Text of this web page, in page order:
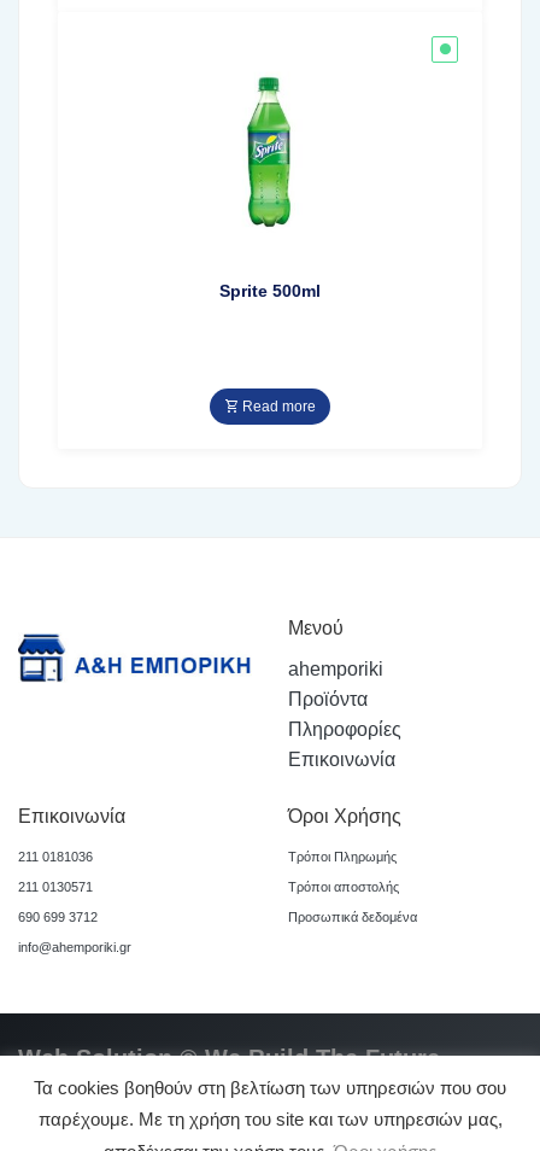
Sprite 500ml
Read more
Μενού
ahemporiki
Προϊόντα
Πληροφορίες
Επικοινωνία
Επικοινωνία
211 0181036
211 0130571
690 699 3712
info@ahemporiki.gr
Όροι Χρήσης
Τρόποι Πληρωμής
Τρόποι αποστολής
Προσωπικά δεδομένα
Web Solution © We Build The Future
Τα cookies βοηθούν στη βελτίωση των υπηρεσιών που σου
παρέχουμε. Με τη χρήση του site και των υπηρεσιών μας,